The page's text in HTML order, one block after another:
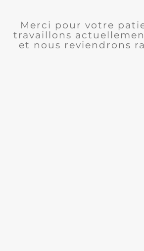
Merci pour votre
travaillons
et nous reviendrons